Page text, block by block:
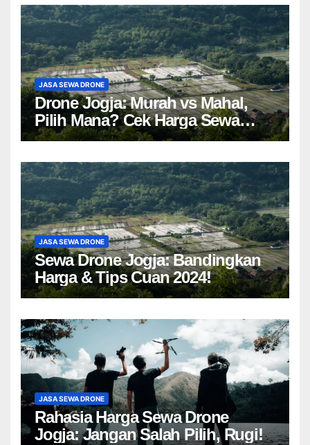
JASA SEWA DRONE
Drone Jogja: Murah vs Mahal,
Pilih Mana? Cek Harga Sewa
Drone Yogyakarta!
JASA SEWA DRONE
Sewa Drone Jogja: Bandingkan
Harga & Tips Cuan 2024!
JASA SEWA DRONE
Rahasia Harga Sewa Drone
Jogja: Jangan Salah Pilih, Rugi!